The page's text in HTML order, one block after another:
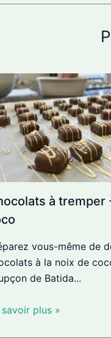
à tremper
vous-même de
à la noix de
de Batida...
savoir plus »